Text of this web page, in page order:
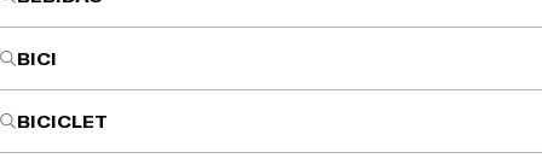
BICI
BICICLET